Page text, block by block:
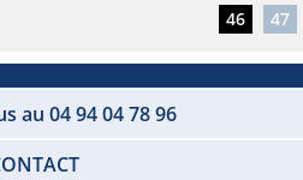
46
47
au 04 94 04 78 96